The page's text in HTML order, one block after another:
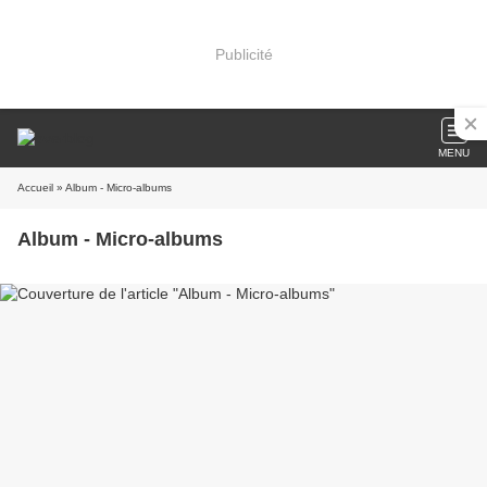
Publicité
MENU
Accueil » Album - Micro-albums
Album - Micro-albums